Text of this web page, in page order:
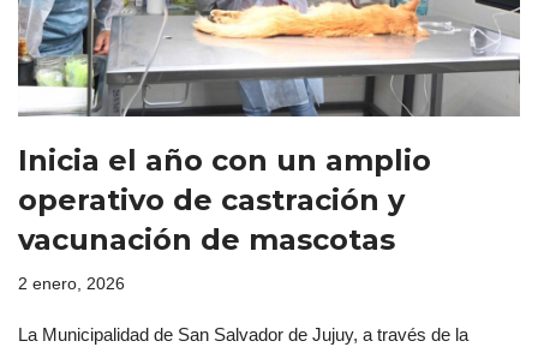
Inicia el año con un amplio
operativo de castración y
vacunación de mascotas
2 enero, 2026
La Municipalidad de San Salvador de Jujuy, a través de la